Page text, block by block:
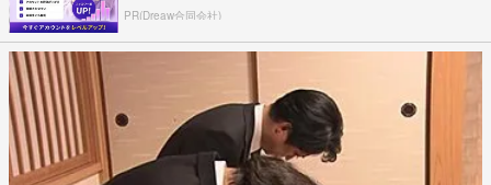
PR(Dreaw合同会社)